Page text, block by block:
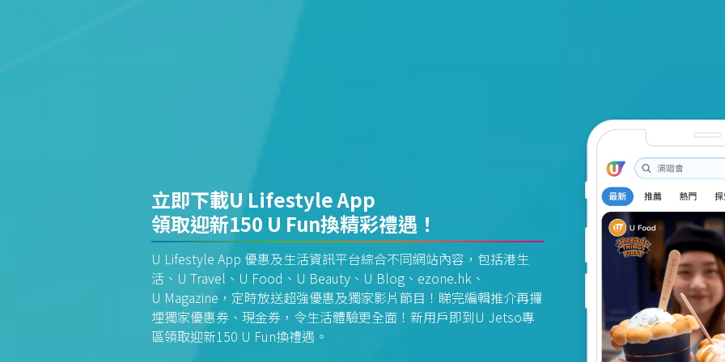
立即下載U Lifestyle App
領取迎新150 U Fun換精彩禮遇！
U Lifestyle App 優惠及生活資訊平台綜合不同網站內容，包括港生
活、U Travel、U Food、U Beauty、U Blog、ezone.hk、
U Magazine，定時放送超強優惠及獨家影片節目！睇完編輯推介再攞
埋獨家優惠券、現金券，令生活體驗更全面！新用戶即到U Jetso專
區領取迎新150 U Fun換禮遇。